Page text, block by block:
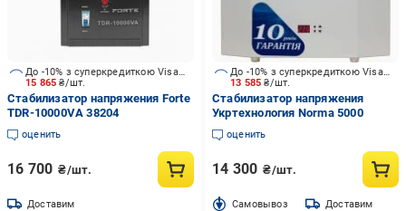
15 865₴/шт.
До -10% з суперкредиткою Visa Вигода
Стабилизатор напряжения Forte
TDR-10000VA 38204
оценить
16 700 ₴/шт.
Доставим
13 585₴/шт.
До -10% з суперкредиткою Visa Вигода
Стабилизатор напряжения
Укртехнология Norma 5000
оценить
14 300 ₴/шт.
Cамовывоз Доставим